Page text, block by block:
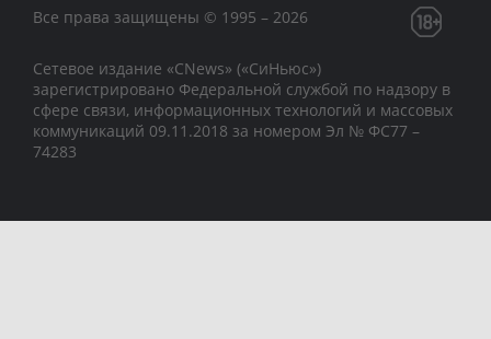
Все права защищены © 1995 – 2026
Сетевое издание «CNews» («СиНьюс»)
зарегистрировано Федеральной службой по надзору в
сфере связи, информационных технологий и массовых
коммуникаций 09.11.2018 за номером Эл № ФС77 –
74283